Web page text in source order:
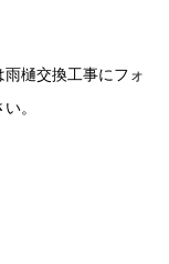
樋交換工事にフォ
。